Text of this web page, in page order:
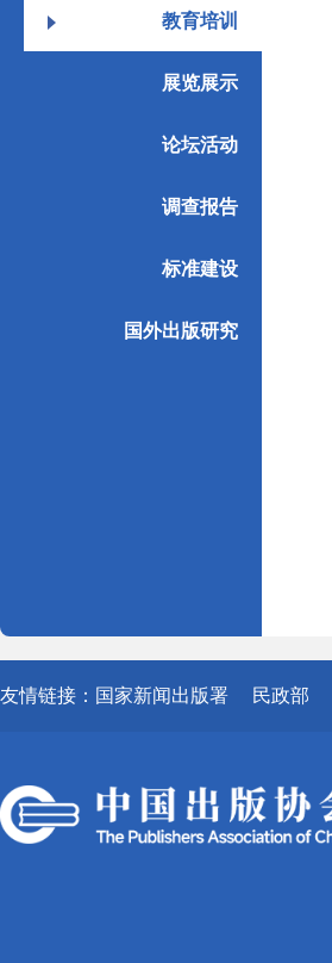
教育培训
展览展示
论坛活动
调查报告
标准建设
国外出版研究
友情链接： 国家新闻出版署 民政部